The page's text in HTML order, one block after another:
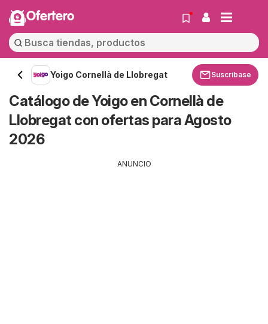
Ofertero
Yoigo Cornellà de Llobregat Suscríbase
Catálogo de Yoigo en Cornellà de
Llobregat con ofertas para Agosto
2026
ANUNCIO